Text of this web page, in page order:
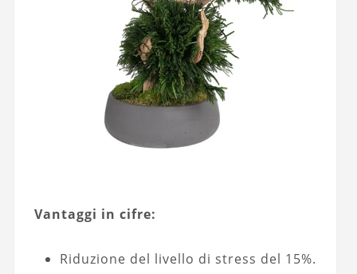
Vantaggi in cifre:
Riduzione del livello di stress del 15%.